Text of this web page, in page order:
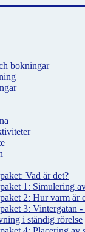
bokningar
Vad är det?
1: Simulering
2: Hur varm är
3: Vintergatan
i ständig rörelse